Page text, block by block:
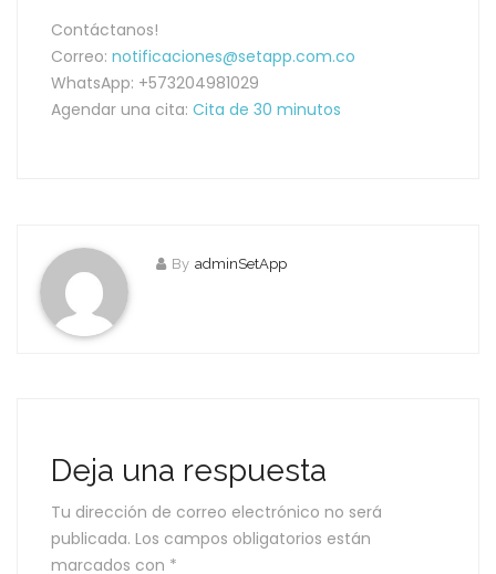
Contáctanos!
Correo: notificaciones@setapp.com.co
WhatsApp: +573204981029
Agendar una cita: Cita de 30 minutos
By adminSetApp
Deja una respuesta
Tu dirección de correo electrónico no será
publicada. Los campos obligatorios están
marcados con *